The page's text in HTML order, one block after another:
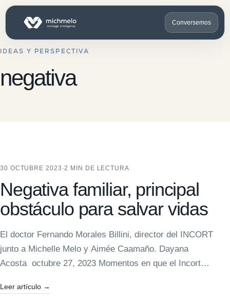
Conversemos
IDEAS Y PERSPECTIVA
negativa
30 OCTUBRE 2023 ·2 MIN DE LECTURA
Negativa familiar, principal
obstáculo para salvar vidas
El doctor Fernando Morales Billini, director del INCORT
junto a Michelle Melo y Aimée Caamaño. Dayana
Acosta octubre 27, 2023 Momentos en que el Incort
Leer artículo →